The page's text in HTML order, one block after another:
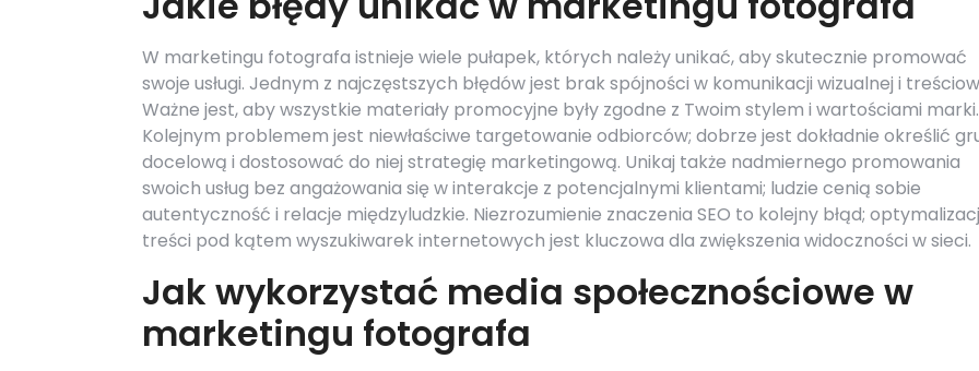
W marketingu fotografa istnieje wiele pułapek, których należy unikać, aby skutecznie promować
swoje usługi. Jednym z najczęstszych błędów jest brak spójności w komunikacji wizualnej i
Ważne jest, aby wszystkie materiały promocyjne były zgodne z Twoim stylem i wartościami marki.
Kolejnym problemem jest niewłaściwe targetowanie odbiorców; dobrze jest dokładnie określić
docelową i dostosować do niej strategię marketingową. Unikaj także nadmiernego promowania
swoich usług bez angażowania się w interakcje z potencjalnymi klientami; ludzie cenią sobie
autentyczność i relacje międzyludzkie. Niezrozumienie znaczenia SEO to kolejny błąd;
treści pod kątem wyszukiwarek internetowych jest kluczowa dla zwiększenia widoczności w sieci.
Jak wykorzystać media społecznościowe w
marketingu fotografa